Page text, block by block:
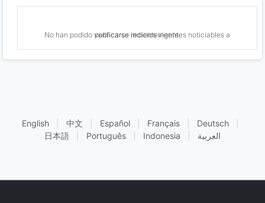
No han podido verificarse indicios vigentes noticiables a publicarse recientemente.
English 中文 Español Français Deutsch
日本語
Português Indonesia العربية